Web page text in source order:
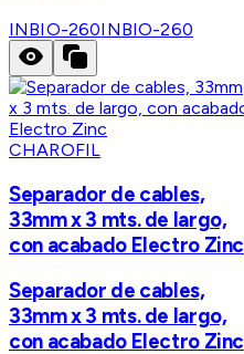
INBIO-260INBIO-260
CHAROFIL
Separador de cables,
33mm x 3 mts. de largo,
con acabado Electro Zinc
Separador de cables,
33mm x 3 mts. de largo,
con acabado Electro Zinc